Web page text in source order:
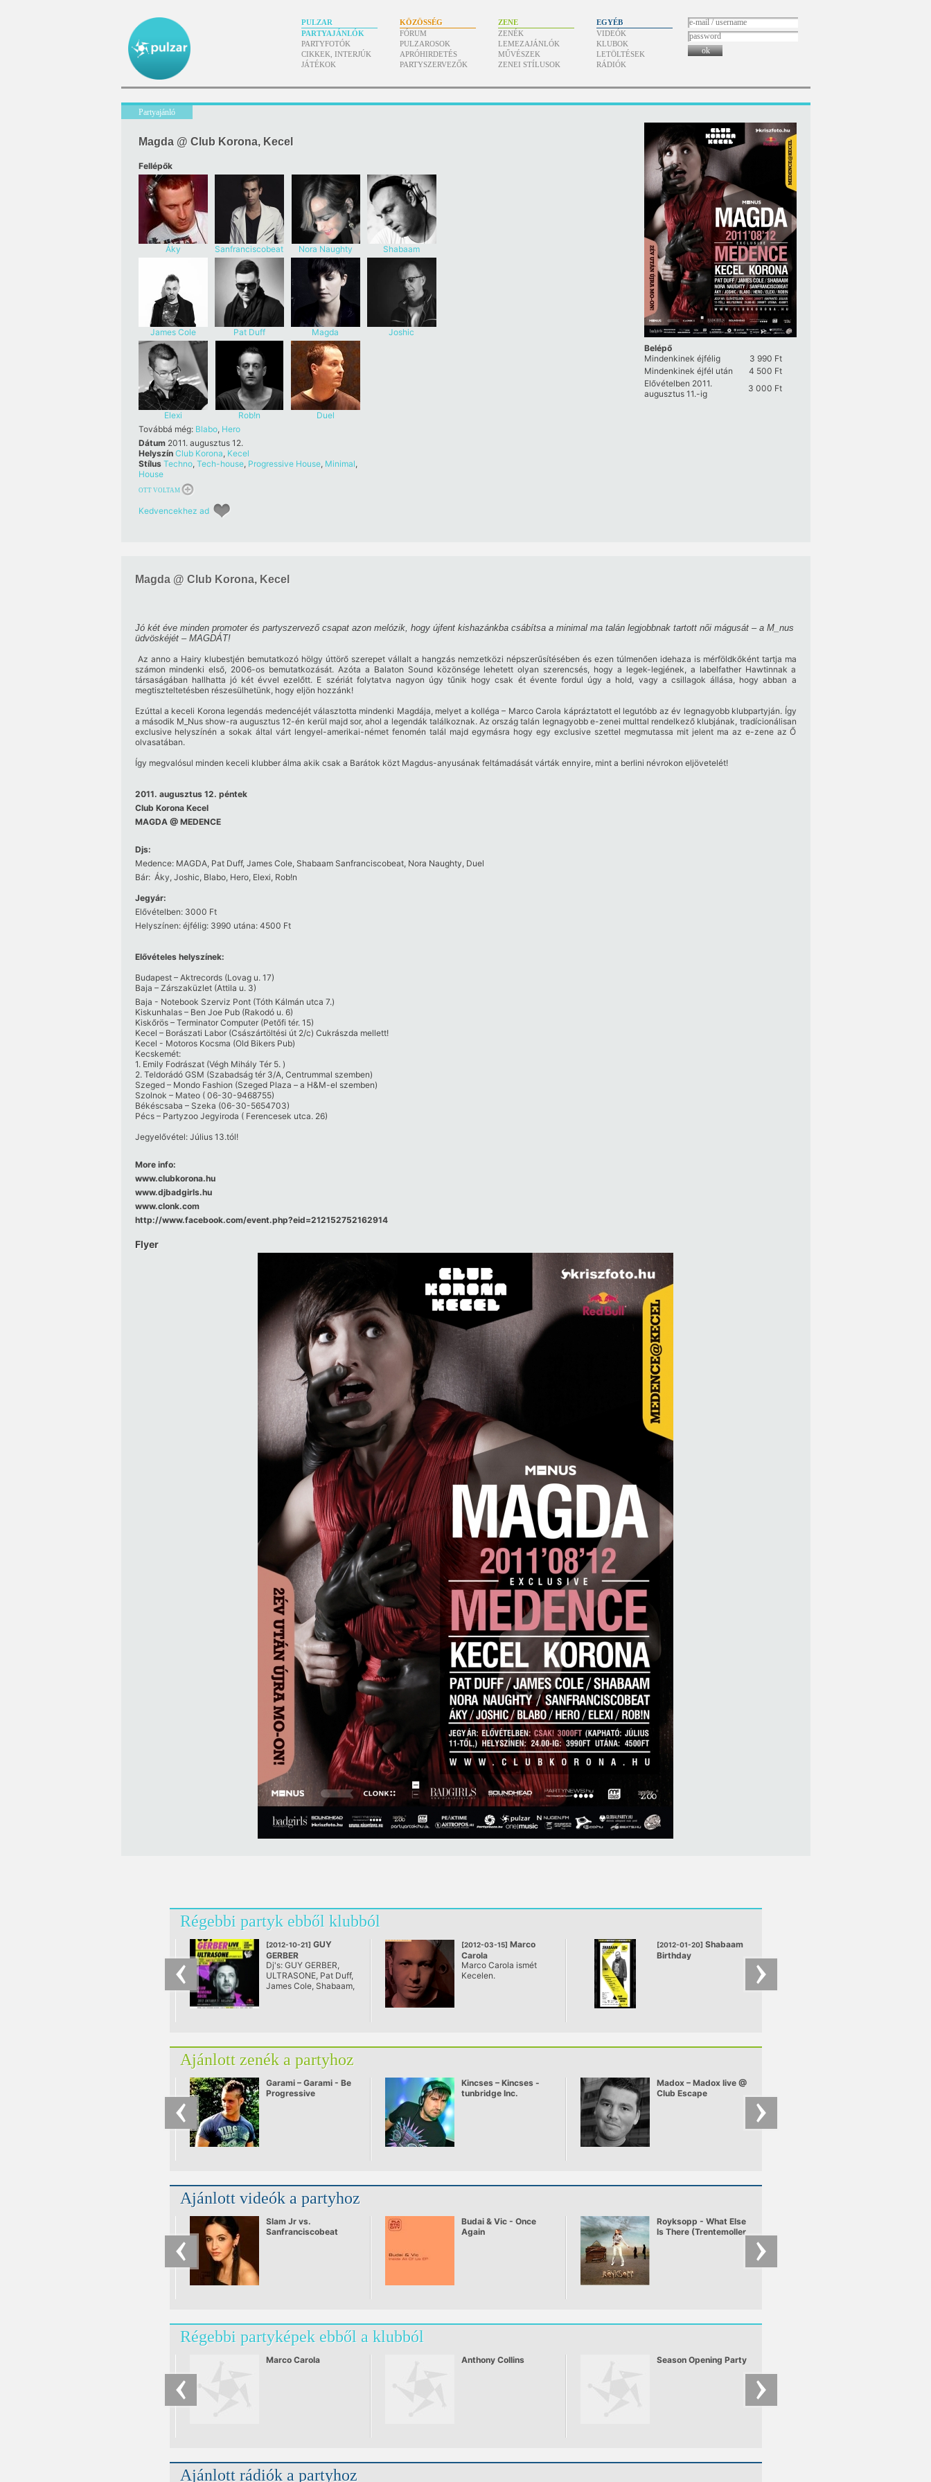
PULZAR
PARTYAJÁNLÓK
PARTYFOTÓK
CIKKEK, INTERJÚK
JÁTÉKOK
KÖZÖSSÉG
FÓRUM
PULZAROSOK
APRÓHIRDETÉS
PARTYSZERVEZŐK
ZENE
ZENÉK
LEMEZAJÁNLÓK
MŰVÉSZEK
ZENEI STÍLUSOK
EGYÉB
VIDEÓK
KLUBOK
LETÖLTÉSEK
RÁDIÓK
ok
Belépő
Mindenkinek éjfélig
3 990 Ft
Mindenkinek éjfél után
4 500 Ft
Elővételben 2011.
augusztus 11.-ig
3 000 Ft
Partyajánló
Magda @ Club Korona, Kecel
Fellépők
Áky Sanfranciscobeat Nora Naughty Shabaam
James Cole Pat Duff Magda Joshic
Elexi Rob!n
Duel
Továbbá még: Blabo, Hero
Dátum 2011. augusztus 12.
Helyszín Club Korona, Kecel
Stílus Techno, Tech-house, Progressive House, Minimal,
House
OTT VOLTAM
Kedvencekhez ad
Magda @ Club Korona, Kecel
Jó két éve minden promoter és partyszervező csapat azon melózik, hogy újfent kishazánkba csábítsa a minimal ma talán legjobbnak tartott női mágusát – a M_nus
üdvöskéjét – MAGDÁT!
Az anno a Hairy klubestjén bemutatkozó hölgy úttörő szerepet vállalt a hangzás nemzetközi népszerűsítésében és ezen túlmenően idehaza is mérföldkőként tartja ma
számon mindenki első, 2006-os bemutatkozását. Azóta a Balaton Sound közönsége lehetett olyan szerencsés, hogy a legek-legjének, a labelfather Hawtinnak a
társaságában hallhatta jó két évvel ezelőtt. E szériát folytatva nagyon úgy tűnik hogy csak ét évente fordul úgy a hold, vagy a csillagok állása, hogy abban a
megtiszteltetésben részesülhetünk, hogy eljön hozzánk!
Ezúttal a keceli Korona legendás medencéjét választotta mindenki Magdája, melyet a kolléga – Marco Carola kápráztatott el legutóbb az év legnagyobb klubpartyján. Így
a második M_Nus show-ra augusztus 12-én kerül majd sor, ahol a legendák találkoznak. Az ország talán legnagyobb e-zenei multtal rendelkező klubjának, tradícionálisan
exclusive helyszínén a sokak által várt lengyel-amerikai-német fenomén talál majd egymásra hogy egy exclusive szettel megmutassa mit jelent ma az e-zene az Ő
olvasatában.
Így megvalósul minden keceli klubber álma akik csak a Barátok közt Magdus-anyusának feltámadását várták ennyire, mint a berlini névrokon eljövetelét!
2011. augusztus 12. péntek
Club Korona Kecel
MAGDA @ MEDENCE
Djs:
Medence:MAGDA, Pat Duff, James Cole, Shabaam Sanfranciscobeat, Nora Naughty, Duel
Bár: Áky, Joshic, Blabo, Hero, Elexi, Rob!n
Jegyár:
Elővételben: 3000 Ft
Helyszínen: éjfélig: 3990 utána: 4500 Ft
Elővételes helyszínek:
Budapest – Aktrecords (Lovag u. 17)
Baja – Zárszaküzlet (Attila u. 3)
Baja - Notebook Szerviz Pont (Tóth Kálmán utca 7.)
Kiskunhalas – Ben Joe Pub (Rakodó u. 6)
Kiskőrös – Terminator Computer (Petőfi tér. 15)
Kecel – Borászati Labor (Császártöltési út 2/c) Cukrászda mellett!
Kecel - Motoros Kocsma (Old Bikers Pub)
Kecskemét:
1. Emily Fodrászat (Végh Mihály Tér 5. )
2. Teldorádó GSM (Szabadság tér 3/A, Centrummal szemben)
Szeged – Mondo Fashion (Szeged Plaza – a H&M-el szemben)
Szolnok – Mateo ( 06-30-9468755)
Békéscsaba – Szeka (06-30-5654703)
Pécs – Partyzoo Jegyiroda ( Ferencesek utca. 26)
Jegyelővétel: Július 13.tól!
More info:
www.clubkorona.hu
www.djbadgirls.hu
www.clonk.com
http:/​/​www.facebook.com/​event.php?eid=212152752162914
Flyer
Régebbi partyk ebből klubból
[2012-10-21] GUY
GERBER
@ Club Korona, Kecel
Dj's: GUY GERBER,
ULTRASONE, Pat Duff,
James Cole, Shabaam,
[2012-03-15] Marco
Carola
@ Club Korona, Kecel
Marco Carola ismét
Kecelen.
[2012-01-20] Shabaam
Birthday
Ajánlott zenék a partyhoz
Garami – Garami - Be
Progressive
Kincses – Kincses -
tunbridge Inc.
Madox – Madox live @
Club Escape
Ajánlott videók a partyhoz
Slam Jr vs.
Sanfranciscobeat
Budai & Vic - Once
Again
Royksopp - What Else
Is There (Trentemoller
Régebbi partyképek ebből a klubból
Marco Carola Anthony Collins Season Opening Party
Ajánlott rádiók a partyhoz